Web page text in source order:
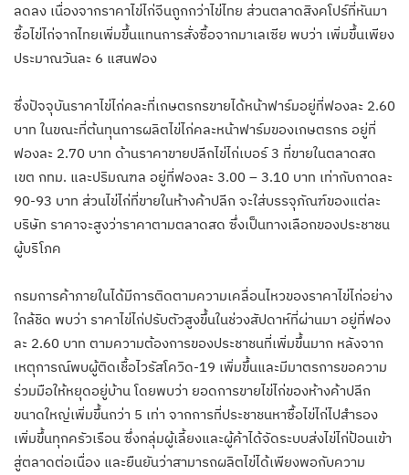
ลดลง เนื่องจากราคาไข่ไก่จีนถูกกว่าไข่ไทย ส่วนตลาดสิงคโปร์ที่หันมา
ซื้อไข่ไก่จากไทยเพิ่มขึ้นแทนการสั่งซื้อจากมาเลเซีย พบว่า เพิ่มขึ้นเพียง
ประมาณวันละ 6 แสนฟอง
ซึ่งปัจจุบันราคาไข่ไก่คละที่เกษตรกรขายได้หน้าฟาร์มอยู่ที่ฟองละ 2.60
บาท ในขณะที่ต้นทุนการผลิตไข่ไก่คละหน้าฟาร์มของเกษตรกร อยู่ที่
ฟองละ 2.70 บาท ด้านราคาขายปลีกไข่ไก่เบอร์ 3 ที่ขายในตลาดสด
เขต กทม. และปริมณฑล อยู่ที่ฟองละ 3.00 – 3.10 บาท เท่ากับถาดละ
90-93 บาท ส่วนไข่ไก่ที่ขายในห้างค้าปลีก จะใส่บรรจุภัณฑ์ของแต่ละ
บริษัท ราคาจะสูงว่าราคาตามตลาดสด ซึ่งเป็นทางเลือกของประชาชน
ผู้บริโภค
กรมการค้าภายในได้มีการติดตามความเคลื่อนไหวของราคาไข่ไก่อย่าง
ใกล้ชิด พบว่า ราคาไข่ไก่ปรับตัวสูงขึ้นในช่วงสัปดาห์ที่ผ่านมา อยู่ที่ฟอง
ละ 2.60 บาท ตามความต้องการของประชาชนที่เพิ่มขึ้นมาก หลังจาก
เหตุการณ์พบผู้ติดเชื้อไวรัสโควิด-19 เพิ่มขึ้นและมีมาตรการขอความ
ร่วมมือให้หยุดอยู่บ้าน โดยพบว่า ยอดการขายไข่ไก่ของห้างค้าปลีก
ขนาดใหญ่เพิ่มขึ้นกว่า 5 เท่า จากการที่ประชาชนหาซื้อไข่ไก่ไปสำรอง
เพิ่มขึ้นทุกครัวเรือน ซึ่งกลุ่มผู้เลี้ยงและผู้ค้าได้จัดระบบส่งไข่ไก่ป้อนเข้า
สู่ตลาดต่อเนื่อง และยืนยันว่าสามารถผลิตไข่ได้เพียงพอกับความ